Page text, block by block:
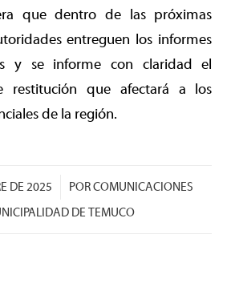
que dentro de las próximas
entreguen los informes
y se informe con claridad el
restitución que afectará a los
de la región.
DE 2025
/ PORCOMUNICACIONES
DE TEMUCO